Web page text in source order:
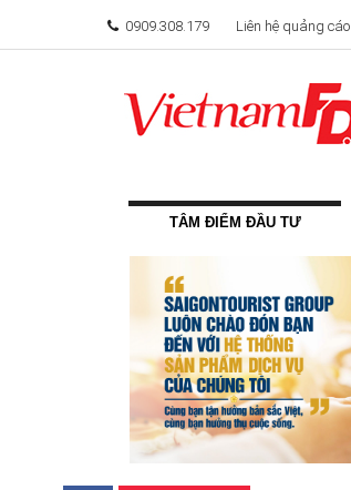
0909.308.179 Liên hệ quảng cáo
TÂM ĐIỂM ĐẦU TƯ